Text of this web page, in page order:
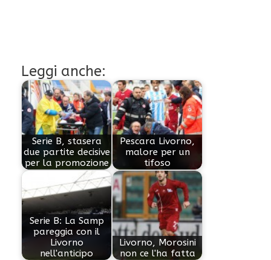
Leggi anche:
Serie B, stasera
due partite decisive
per la promozione
Pescara Livorno,
malore per un
tifoso
Serie B: La Samp
pareggia con il
Livorno
nell'anticipo
Livorno, Morosini
non ce l'ha fatta